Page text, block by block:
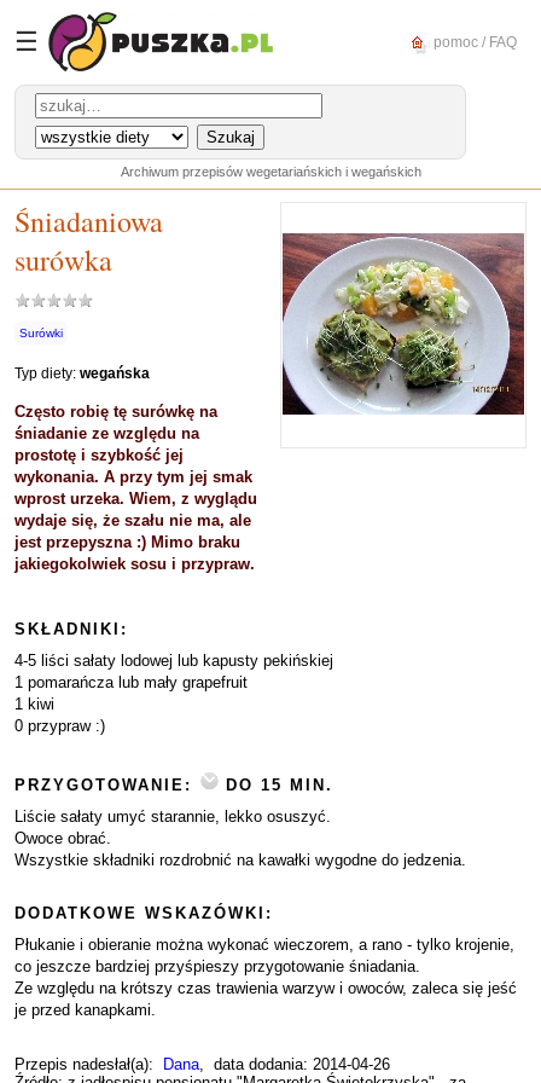
☰ pomoc / FAQ
Archiwum przepisów wegetariańskich i wegańskich
Śniadaniowa
surówka
Surówki
Typ diety: wegańska
Często robię tę surówkę na
śniadanie ze względu na
prostotę i szybkość jej
wykonania. A przy tym jej smak
wprost urzeka. Wiem, z wyglądu
wydaje się, że szału nie ma, ale
jest przepyszna :) Mimo braku
jakiegokolwiek sosu i przypraw.
SKŁADNIKI:
4-5 liści sałaty lodowej lub kapusty pekińskiej
1 pomarańcza lub mały grapefruit
1 kiwi
0 przypraw :)
PRZYGOTOWANIE:
DO 15 MIN.
Liście sałaty umyć starannie, lekko osuszyć.
Owoce obrać.
Wszystkie składniki rozdrobnić na kawałki wygodne do jedzenia.
DODATKOWE WSKAZÓWKI:
Płukanie i obieranie można wykonać wieczorem, a rano - tylko krojenie,
co jeszcze bardziej przyśpieszy przygotowanie śniadania.
Ze względu na krótszy czas trawienia warzyw i owoców, zaleca się jeść
je przed kanapkami.
Przepis nadesłał(a): Dana, data dodania: 2014-04-26